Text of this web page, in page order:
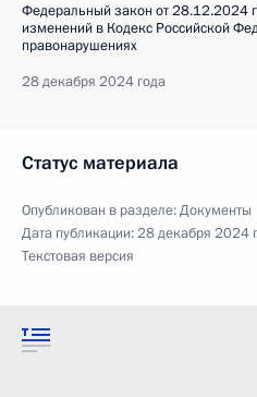
Федеральный закон от 28.12.2024
изменений в Кодекс Российской
правонарушениях
28 декабря 2024 года
Статус материала
Опубликован в разделе:Документы
Дата публикации:28 декабря 2024
Текстовая версия